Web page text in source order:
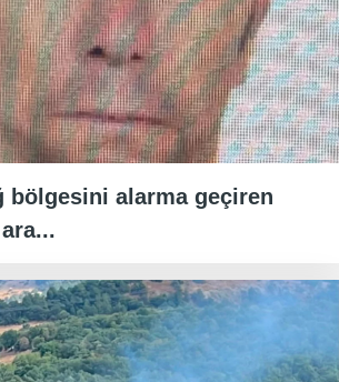
bölgesini alarma geçiren